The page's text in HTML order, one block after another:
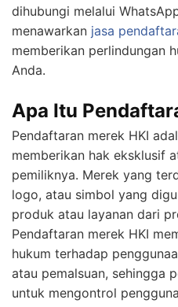
dihubungi melalui
menawarkan jasa
memberikan perlindungan
Anda.
Apa Itu
Pendaftaran merek HKI
memberikan hak eksklusif
pemiliknya. Merek yang
logo, atau simbol yang
produk atau layanan dari
Pendaftaran merek HKI
hukum terhadap
atau pemalsuan, sehingga
untuk mengontrol